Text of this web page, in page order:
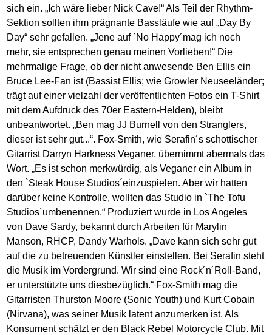
sich ein. „Ich wäre lieber Nick Cave!“ Als Teil der Rhythm-
Sektion sollten ihm prägnante Bassläufe wie auf „Day By
Day“ sehr gefallen. „Jene auf `No Happy´mag ich noch
mehr, sie entsprechen genau meinen Vorlieben!“ Die
mehrmalige Frage, ob der nicht anwesende Ben Ellis ein
Bruce Lee-Fan ist (Bassist Ellis; wie Growler Neuseeländer;
trägt auf einer vielzahl der veröffentlichten Fotos ein T-Shirt
mit dem Aufdruck des 70er Eastern-Helden), bleibt
unbeantwortet. „Ben mag JJ Burnell von den Stranglers,
dieser ist sehr gut...“. Fox-Smith, wie Serafin´s schottischer
Gitarrist Darryn Harkness Veganer, übernimmt abermals das
Wort. „Es ist schon merkwürdig, als Veganer ein Album in
den `Steak House Studios´einzuspielen. Aber wir hatten
darüber keine Kontrolle, wollten das Studio in `The Tofu
Studios´umbenennen.“ Produziert wurde in Los Angeles
von Dave Sardy, bekannt durch Arbeiten für Marylin
Manson, RHCP, Dandy Warhols. „Dave kann sich sehr gut
auf die zu betreuenden Künstler einstellen. Bei Serafin steht
die Musik im Vordergrund. Wir sind eine Rock´n´Roll-Band,
er unterstützte uns diesbezüglich.“ Fox-Smith mag die
Gitarristen Thurston Moore (Sonic Youth) und Kurt Cobain
(Nirvana), was seiner Musik latent anzumerken ist. Als
Konsument schätzt er den Black Rebel Motorcycle Club. Mit